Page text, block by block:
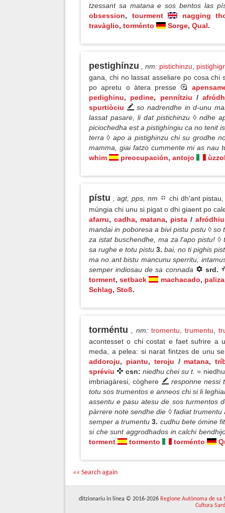
tzessant sa matana e sos bentos las
obsession, tourment
nagging
travàglio, torménto Sorge, Qual.
pestighínzu , nm: pistichinzu
gana, chi no lassat asseliare po cosa
po apretu o àtera presse
pedighinu, pedine, pennítziu /
spurtiòciu
so nadrendhe in d-unu
lassat pasare, li dat pistichinzu ◊ ndhe
piciochedha est a pistighíngiu ca no tenit
terra ◊ apo a pistighinzu chi su grodhe
mamma, giai fatzo cummente mi as nau
whim
preocupación, antojo
pístu , agt, pps, nm
chi dh'ant
múngia chi unu si pigat o dhi giaent po
afarru,cadha, matana, pista / afródhiu
mandai in poboresa a bivi pistu pistu ◊
za istat buschendhe, ma za l'apo pistu!
sa rughe e totu pistu 3. bai, no ti pighis
ma no ant bistu mancunu sperritu,
semper indiosau de sa connada
srd.
torment, setback machacado, paliza
Schlag, Stoß.
torméntu , nm: tromentu trumentu
acontesset o chi costat e faet sufrire a
meda, a pelea: si narat fintzes de unu
addoroju, piantu, teroju / matana,
spréviu
csn: niedhu chei su t.=
imbriagàresi, còghere
responne nessi
totu sos trumentos e anneos chi si li
assentu e pasu atesu de sos turmentos
pàrrere note sendhe die ◊ fadiat
semper a trumentu3. cudhu bete ómine
si che sunt aggrodhados in calchi
torment
tormento torménto
«« Search again
ditzionariu in línea © 2016-2026 Regione Autònoma de sa
Cultura